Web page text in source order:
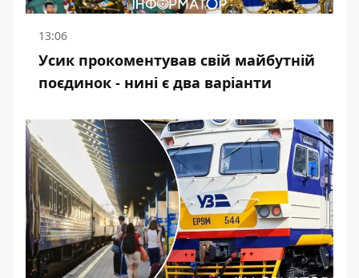
13:06
Усик прокоментував свій майбутній
поєдинок - нині є два варіанти